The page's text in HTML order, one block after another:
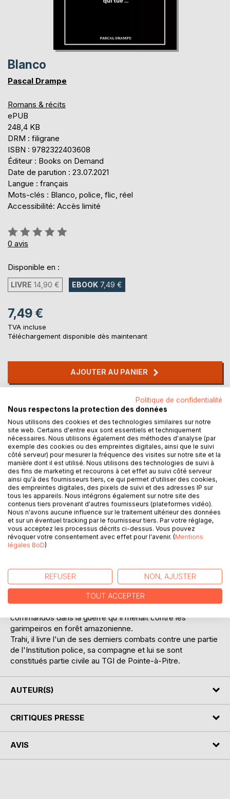
Blanco
Pascal Drampe
Romans & récits
ePUB
248,4 KB
DRM : filigrane
ISBN : 9782322403608
Éditeur : Books on Demand
Date de parution : 23.07.2021
Langue : français
Mots-clés : Blanco, police, flic, réel
Accessibilité: Accès limité
Évaluation:
0%
0 avis
Disponible en :
LIVRE 14,90 € EBOOK 7,49 €
7,49 €
TVA incluse
Téléchargement disponible dès maintenant
AJOUTER AU PANIER
Laisser un avis
DESCRIPTION
L'histoire vraie d'un flic au parcours hors norme, souvent
confronté aux affaires sensibles. Un récit poignant, haut en
couleur, nous révèle l'impensable envers du décor.
prison à la suite de montages d'affaires.
Face à la mort, il abattra l'ex-ennemi public numéro 1 de
l'arc antillais, Patrick Thimalon ; fermera les yeux d'un
collègue tué par balle ; subira la mort de deux camarades
commandos dans la guerre qu'il menait contre les
garimpeiros en forêt amazonienne.
Trahi, il livre l'un de ses derniers combats contre une partie
de l'Institution police, sa compagne et lui se sont
constitués partie civile au TGI de Pointe-à-Pitre.
AUTEUR(S)
CRITIQUES PRESSE
AVIS
Politique de confidentialité
Nous respectons la protection des données
Nous utilisons des cookies et des technologies similaires sur notre
site web. Certains d'entre eux sont essentiels et techniquement
nécessaires. Nous utilisons également des méthodes d'analyse (par
exemple des cookies ou des empreintes digitales, ainsi que le suivi
côté serveur) pour mesurer la fréquence des visites sur notre site et la
manière dont il est utilisé. Nous utilisons des technologies de suivi à
des fins de marketing et recourons à cet effet au suivi côté serveur
ainsi qu'à des fournisseurs tiers, ce qui permet d'utiliser des cookies,
des empreintes digitales, des pixels de suivi et des adresses IP sur
tous les appareils. Nous intégrons également sur notre site des
contenus tiers provenant d'autres fournisseurs (plateformes vidéo).
Nous n'avons aucune influence sur le traitement ultérieur des données
et sur un éventuel tracking par le fournisseur tiers. Par votre réglage,
vous acceptez les processus décrits ci-dessus. Vous pouvez
révoquer votre consentement avec effet pour l'avenir. (Mentions
légales BoD)
REFUSER NON, AJUSTER
TOUT ACCEPTER